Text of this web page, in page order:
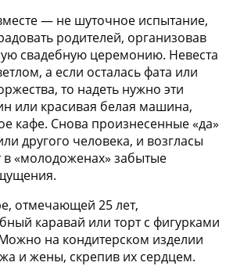
— не шуточное испытание,
родителей, организовав
свадебную церемонию. Невеста
а если осталась фата или
то надеть нужно эти
или красивая белая машина,
кафе. Снова произнесенные «да»
другого человека, и возгласы
в «молодоженах» забытые
отмечающей 25 лет,
каравай или торт с фигурками
на кондитерском изделии
и жены, скрепив их сердцем.